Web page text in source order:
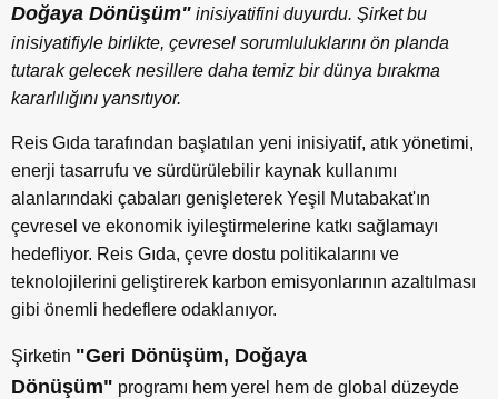
Doğaya Dönüşüm" inisiyatifini duyurdu. Şirket bu
inisiyatifiyle birlikte, çevresel sorumluluklarını ön planda
tutarak gelecek nesillere daha temiz bir dünya bırakma
kararlılığını yansıtıyor.
Reis Gıda tarafından başlatılan yeni inisiyatif, atık yönetimi,
enerji tasarrufu ve sürdürülebilir kaynak kullanımı
alanlarındaki çabaları genişleterek Yeşil Mutabakat'ın
çevresel ve ekonomik iyileştirmelerine katkı sağlamayı
hedefliyor. Reis Gıda, çevre dostu politikalarını ve
teknolojilerini geliştirerek karbon emisyonlarının azaltılması
gibi önemli hedeflere odaklanıyor.
Şirketin "Geri Dönüşüm, Doğaya
Dönüşüm" programı hem yerel hem de global düzeyde